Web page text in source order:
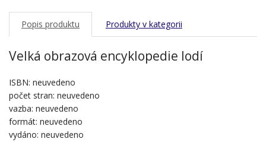
Popis produktu Produkty v kategorii
Velká obrazová encyklopedie lodí
ISBN: neuvedeno
počet stran: neuvedeno
vazba: neuvedeno
formát: neuvedeno
vydáno: neuvedeno